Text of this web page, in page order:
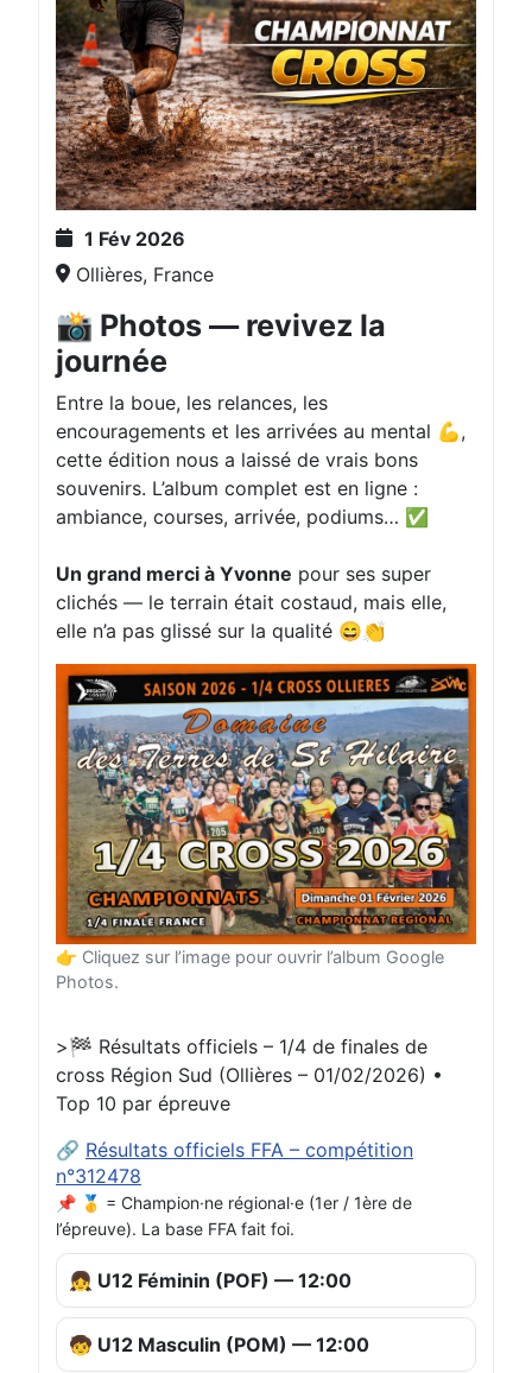
1 Fév 2026
Ollières, France
📸 Photos — revivez la
journée
Entre la boue, les relances, les
encouragements et les arrivées au mental 💪,
cette édition nous a laissé de vrais bons
souvenirs. L’album complet est en ligne :
ambiance, courses, arrivée, podiums… ✅
Un grand merci à Yvonne pour ses super
clichés — le terrain était costaud, mais elle,
elle n’a pas glissé sur la qualité 😄👏
👉 Cliquez sur l’image pour ouvrir l’album Google
Photos.
>🏁 Résultats officiels – 1/4 de finales de
cross Région Sud (Ollières – 01/02/2026) •
Top 10 par épreuve
🔗 Résultats officiels FFA – compétition
n°312478
📌 🥇 = Champion·ne régional·e (1er / 1ère de
l’épreuve). La base FFA fait foi.
👧 U12 Féminin (POF) — 12:00
🧒 U12 Masculin (POM) — 12:00